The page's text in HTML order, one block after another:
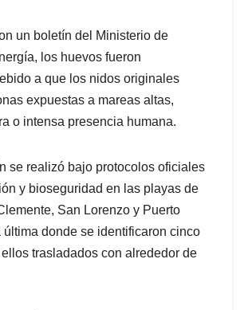
un boletín del Ministerio de
los huevos fueron
a que los nidos originales
expuestas a mareas altas,
o intensa presencia humana.
se realizó bajo protocolos oficiales
y bioseguridad en las playas de
San Lorenzo y Puerto
última donde se identificaron cinco
trasladados con alrededor de